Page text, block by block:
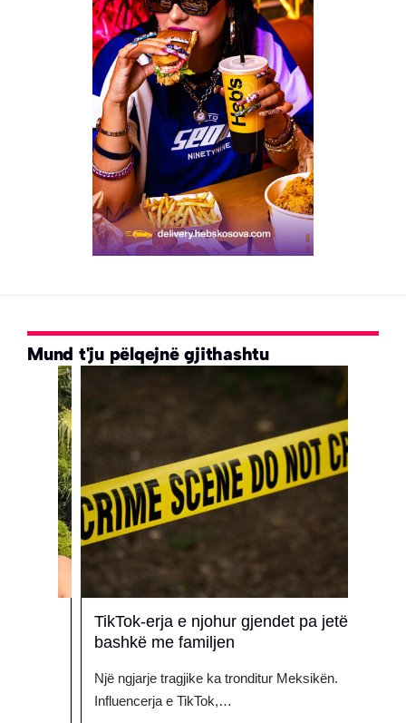
Mund t'ju pëlqejnë gjithashtu
TikTok-erja e njohur gjendet pa jetë
bashkë me familjen
Një ngjarje tragjike ka tronditur Meksikën.
Influencerja e TikTok,…